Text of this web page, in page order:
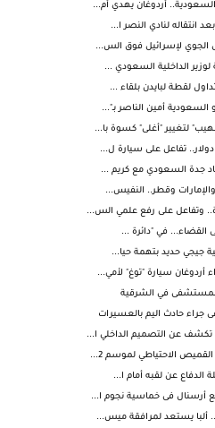
أردوغان يهدي أم...
انتقاله لنادي النصر ا...
الجوي لإسرائيل فوق الس...
الداخلية السعودي ...
لقطة لبايدن بلقاء ...
أمين الناصر بـ"...
لتغيير "أغلى" كسوة با...
تفاعل على سيارة ل...
جدة السعودي مع كريم ...
والإمارات وقطر.. النفيس...
وتفاعل على رفع علمي الس...
القضاء... في "دائرة ...
جيجي حديد بتهمة حيا...
سيارة "توغ" لأمي...
بمستشفى في الشرقية
جراء حادث اليم بالعسيرات
عن التصميم الداخلي ا...
الاحتياطي لموسم 2...
الدفاع عن لقبه أمام ا...
أرسنال فى خماسية نجوم ا...
ألبا يستعد لمرافقة ميس...